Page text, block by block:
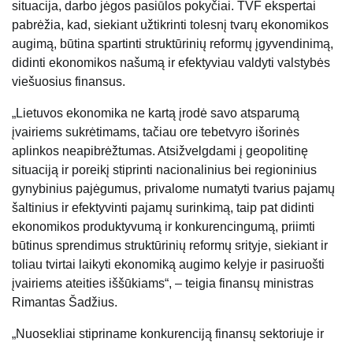
situacija, darbo jėgos pasiūlos pokyčiai. TVF ekspertai
pabrėžia, kad, siekiant užtikrinti tolesnį tvarų ekonomikos
augimą, būtina spartinti struktūrinių reformų įgyvendinimą,
didinti ekonomikos našumą ir efektyviau valdyti valstybės
viešuosius finansus.
„Lietuvos ekonomika ne kartą įrodė savo atsparumą
įvairiems sukrėtimams, tačiau ore tebetvyro išorinės
aplinkos neapibrėžtumas. Atsižvelgdami į geopolitinę
situaciją ir poreikį stiprinti nacionalinius bei regioninius
gynybinius pajėgumus, privalome numatyti tvarius pajamų
šaltinius ir efektyvinti pajamų surinkimą, taip pat didinti
ekonomikos produktyvumą ir konkurencingumą, priimti
būtinus sprendimus struktūrinių reformų srityje, siekiant ir
toliau tvirtai laikyti ekonomiką augimo kelyje ir pasiruošti
įvairiems ateities iššūkiams“, – teigia finansų ministras
Rimantas Šadžius.
„Nuosekliai stipriname konkurenciją finansų sektoriuje ir